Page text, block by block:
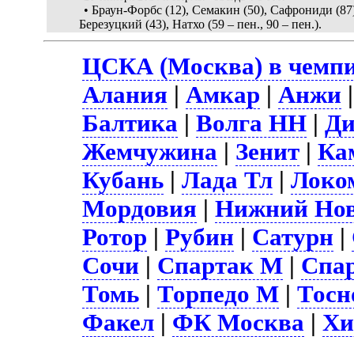
• Браун-Форбс (12), Семакин (50), Сафрониди
Березуцкий (43), Натхо (59 – пен., 90 – пен.).
ЦСКА (Москва) в
Алания |Амкар |Анжи
Балтика |Волга НН |
Жемчужина | Зенит |
Кубань |Лада Тл |
Мордовия |Нижний
Ротор |Рубин | Сатурн |
Сочи | Спартак М |
Томь |Торпедо М |
Факел | ФК Москва |